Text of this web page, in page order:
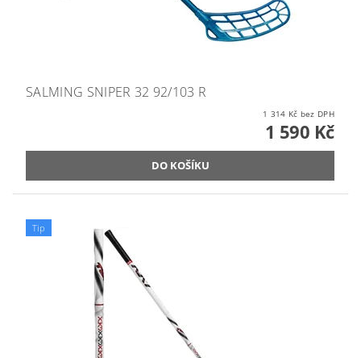
SALMING SNIPER 32 92/103 R
1 314 Kč bez DPH
1 590 Kč
Tip